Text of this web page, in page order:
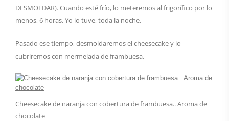
DESMOLDAR). Cuando esté frío, lo meteremos al frigorífico por lo
menos, 6 horas. Yo lo tuve, toda la noche.
Pasado ese tiempo, desmoldaremos el cheesecake y lo
cubriremos con mermelada de frambuesa.
Cheesecake de naranja con cobertura de frambuesa.. Aroma de
chocolate